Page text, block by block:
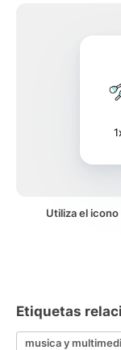
Utiliza el
Etiquetas
musica y